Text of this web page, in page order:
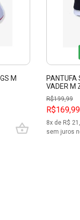
M
PANTUFA
VADER M
R$199,99
R$169,99
8x de R$
sem juros